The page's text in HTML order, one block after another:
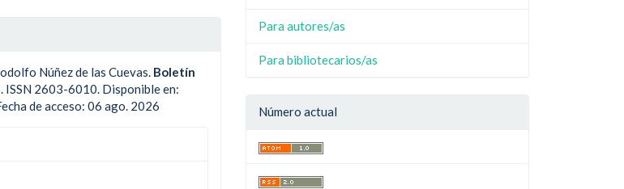
Núñez de las Cuevas. Boletín
ISSN 2603-6010. Disponible en:
de acceso: 06 ago. 2026
Para autores/as
Para bibliotecarios/as
Número actual